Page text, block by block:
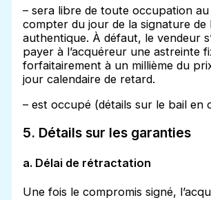
– sera libre de toute occupation
compter du jour de la signature de
authentique. À défaut, le vendeur
payer à l’acquéreur une astreinte
forfaitairement à un millième du
jour calendaire de retard.
– est occupé (détails sur le bail en
5. Détails sur les garanties
a. Délai de rétractation
Une fois le compromis signé,